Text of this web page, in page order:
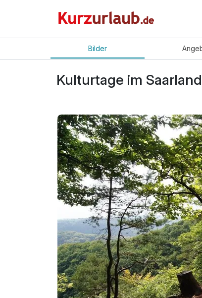
Bilder
Kulturtage im